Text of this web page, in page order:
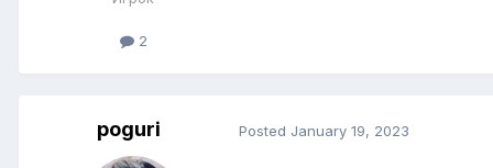
2
poguri Posted January 19, 2023